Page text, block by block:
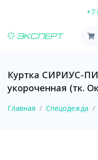
+7
Куртка СИРИУС-
укороченная (тк.
Главная Спецодежда